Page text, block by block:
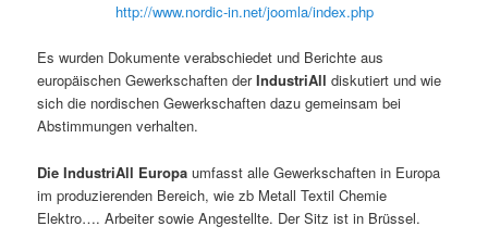
http://www.nordic-in.net/joomla/index.php
Es wurden Dokumente verabschiedet und Berichte aus
europäischen Gewerkschaften derIndustriAlldiskutiert und wie
sich die nordischen Gewerkschaften dazu gemeinsam bei
Abstimmungen verhalten.
Die IndustriAll Europa umfasst alle Gewerkschaften in Europa
im produzierenden Bereich, wie zb Metall Textil Chemie
Elektro…. Arbeiter sowie Angestellte. Der Sitz ist in Brüssel.